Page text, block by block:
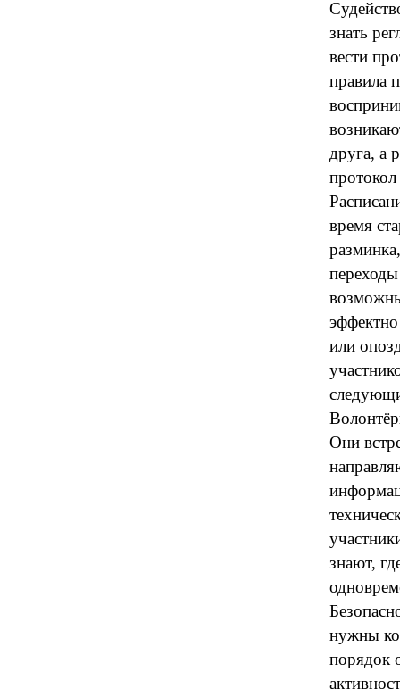
знать
вести
правила
друга, а
время
или
Они
знают,
нужны
порядок